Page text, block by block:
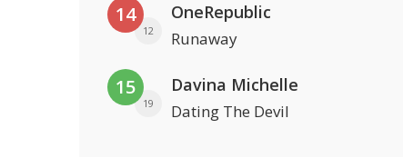
14
12
OneRepublic
Runaway
15
19
Davina Michelle
Dating The Devil